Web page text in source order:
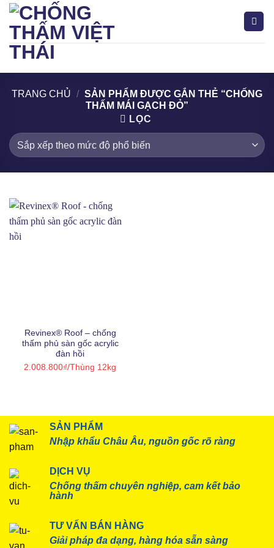
Bỏ
TRANG CHỦ / SẢN PHẨM ĐƯỢC GẮN THẺ “CHỐNG
THẤM MÁI GẠCH ĐỎ”
LỌC
Acrylic (9)
Nano (3)
Nhựa copolyme(2)
Nước(8)
Polyurea(5)
Polyurethane
Primer(14)
Siloxane(3)
Revinex® Roof – chống
thấm phủ sàn gốc acrylic
đàn hồi
2.008.800₫/Thùng 12kg
SẢN PHẨM
Nhập khẩu Châu Âu, nguồn gốc rõ ràng
DỊCH VỤ
Chống thấm chuyên nghiệp, cam kết bảo
hành
TƯ VẤN BÁN HÀNG
Giải pháp đa dạng, hàng hóa sẵn sàng